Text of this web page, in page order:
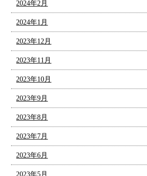
2024年2月
2024年1月
2023年12月
2023年11月
2023年10月
2023年9月
2023年8月
2023年7月
2023年6月
2023年5月